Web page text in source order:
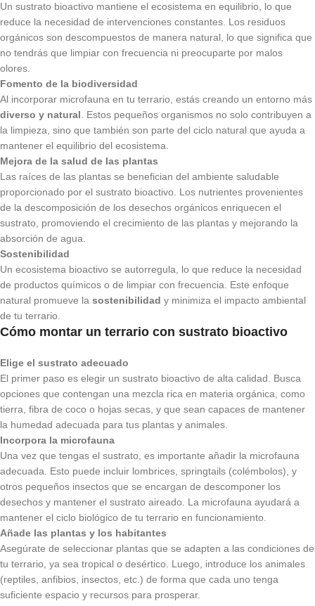
Un sustrato bioactivo mantiene el ecosistema en equilibrio, lo que
reduce la necesidad de intervenciones constantes. Los residuos
orgánicos son descompuestos de manera natural, lo que significa que
no tendrás que limpiar con frecuencia ni preocuparte por malos
olores.
Fomento de la biodiversidad
Al incorporar microfauna en tu terrario, estás creando un entorno más
diverso y natural. Estos pequeños organismos no solo contribuyen a
la limpieza, sino que también son parte del ciclo natural que ayuda a
mantener el equilibrio del ecosistema.
Mejora de la salud de las plantas
Las raíces de las plantas se benefician del ambiente saludable
proporcionado por el sustrato bioactivo. Los nutrientes provenientes
de la descomposición de los desechos orgánicos enriquecen el
sustrato, promoviendo el crecimiento de las plantas y mejorando la
absorción de agua.
Sostenibilidad
Un ecosistema bioactivo se autorregula, lo que reduce la necesidad
de productos químicos o de limpiar con frecuencia. Este enfoque
natural promueve la sostenibilidad y minimiza el impacto ambiental
de tu terrario.
Cómo montar un terrario con sustrato bioactivo
Elige el sustrato adecuado
El primer paso es elegir un sustrato bioactivo de alta calidad. Busca
opciones que contengan una mezcla rica en materia orgánica, como
tierra, fibra de coco o hojas secas, y que sean capaces de mantener
la humedad adecuada para tus plantas y animales.
Incorpora la microfauna
Una vez que tengas el sustrato, es importante añadir la microfauna
adecuada. Esto puede incluir lombrices, springtails (colémbolos), y
otros pequeños insectos que se encargan de descomponer los
desechos y mantener el sustrato aireado. La microfauna ayudará a
mantener el ciclo biológico de tu terrario en funcionamiento.
Añade las plantas y los habitantes
Asegúrate de seleccionar plantas que se adapten a las condiciones de
tu terrario, ya sea tropical o desértico. Luego, introduce los animales
(reptiles, anfibios, insectos, etc.) de forma que cada uno tenga
suficiente espacio y recursos para prosperar.